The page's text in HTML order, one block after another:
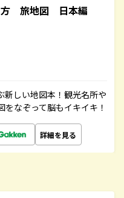
方 旅地図 日本編
新しい地図本！観光名所や
なぞって脳もイキイキ！
詳細を見る